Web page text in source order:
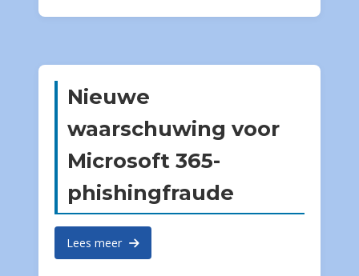
Nieuwe
waarschuwing voor
Microsoft 365-
phishingfraude
Lees meer